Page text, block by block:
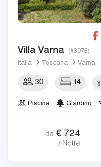
Villa Varna (#3975)
Italia Toscana Varna
30 14
Piscina Giardino
da € 724
/ Notte